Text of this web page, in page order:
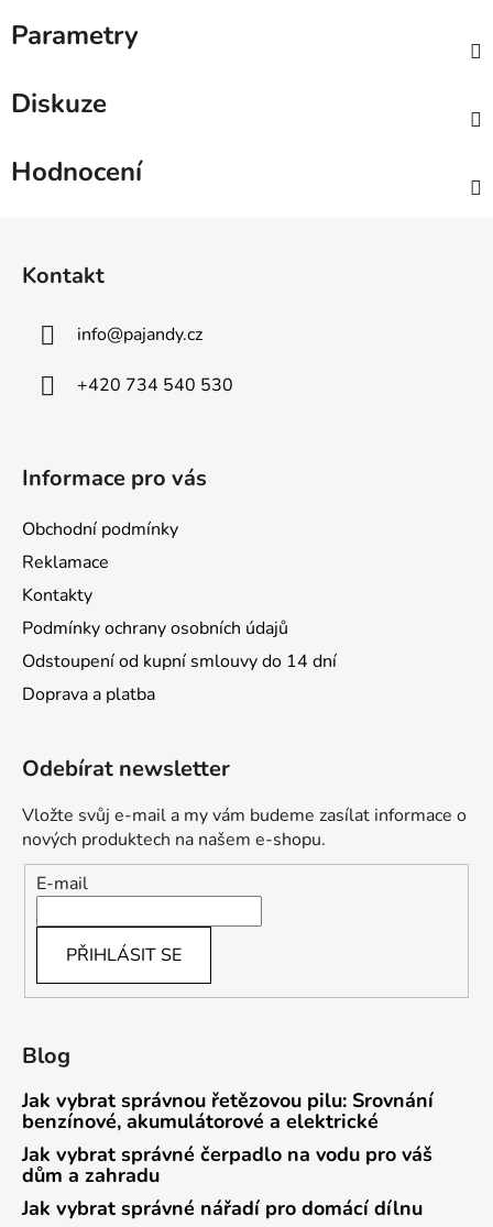
Parametry
Diskuze
Hodnocení
Kontakt
info@pajandy.cz
+420 734 540 530
Informace pro vás
Obchodní podmínky
Reklamace
Kontakty
Podmínky ochrany osobních údajů
Odstoupení od kupní smlouvy do 14 dní
Doprava a platba
Odebírat newsletter
Vložte svůj e-mail a my vám budeme zasílat informace o
nových produktech na našem e-shopu.
E-mail
PŘIHLÁSIT SE
Blog
Jak vybrat správnou řetězovou pilu: Srovnání
benzínové, akumulátorové a elektrické
Jak vybrat správné čerpadlo na vodu pro váš
dům a zahradu
Jak vybrat správné nářadí pro domácí dílnu